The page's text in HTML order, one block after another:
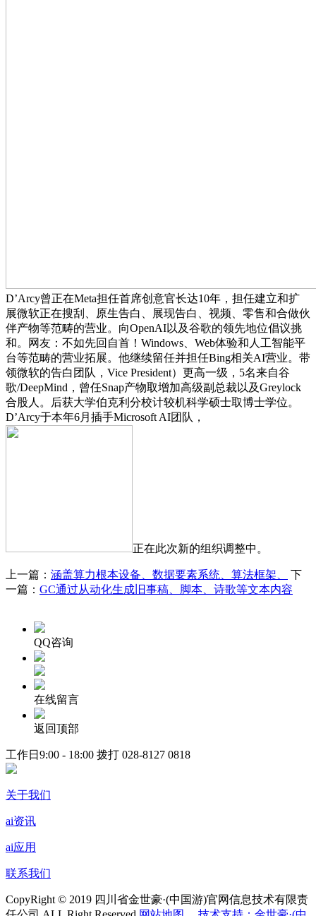
D’Arcy曾正在Meta担任首席创意官长达10年，担任建立和扩
展微软正在搜刮、原生告白、展现告白、视频、零售和合做伙
伴产物等范畴的营业。向OpenAI以及谷歌的领先地位倡议挑
和。网友：不如先回自首！Windows、Web体验和人工智能平
台等范畴的营业拓展。他继续留任并担任Bing相关AI营业。带
领微软的告白团队，Vice President）更高一级，5名来自谷
歌/DeepMind，曾任Snap产物取增加高级副总裁以及Greylock
合股人。后获大学伯克利分校计较机科学硕士取博士学位。
D’Arcy于本年6月插手Microsoft AI团队，
正在此次新的组织调整中。
上一篇： 涵盖算力根本设备、数据要素系统、算法框架、
下
一篇： GC通过从动化生成旧事稿、脚本、诗歌等文本内容
QQ咨询
在线留言
返回顶部
工作日9:00 - 18:00 拨打 028-8127 0818
关于我们
ai资讯
ai应用
联系我们
CopyRight © 2019 四川省金世豪·(中国游)官网信息技术有限责